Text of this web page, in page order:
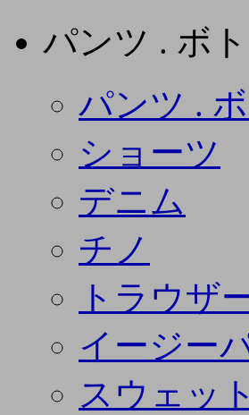
パンツ . ボ
パンツ .
ショーツ
デニム
チノ
トラウザ
イージー
スウェット